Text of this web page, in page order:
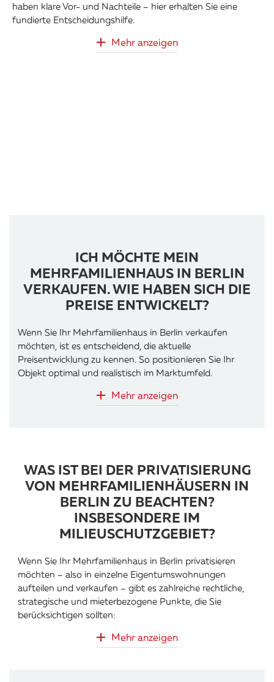
haben klare Vor- und Nachteile – hier erhalten Sie eine
fundierte Entscheidungshilfe.
Mehr anzeigen
ICH MÖCHTE MEIN
MEHRFAMILIENHAUS IN BERLIN
VERKAUFEN. WIE HABEN SICH DIE
PREISE ENTWICKELT?
Wenn Sie Ihr Mehrfamilienhaus in Berlin verkaufen
möchten, ist es entscheidend, die aktuelle
Preisentwicklung zu kennen. So positionieren Sie Ihr
Objekt optimal und realistisch im Marktumfeld.
Mehr anzeigen
WAS IST BEI DER PRIVATISIERUNG
VON MEHRFAMILIENHÄUSERN IN
BERLIN ZU BEACHTEN?
INSBESONDERE IM
MILIEUSCHUTZGEBIET?
Wenn Sie Ihr Mehrfamilienhaus in Berlin privatisieren
möchten – also in einzelne Eigentumswohnungen
aufteilen und verkaufen – gibt es zahlreiche rechtliche,
strategische und mieterbezogene Punkte, die Sie
berücksichtigen sollten:
Mehr anzeigen